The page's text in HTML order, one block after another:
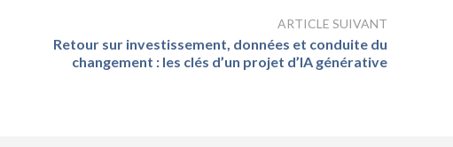
ARTICLE SUIVANT
Retour sur investissement, données et conduite du
changement : les clés d’un projet d’IA générative